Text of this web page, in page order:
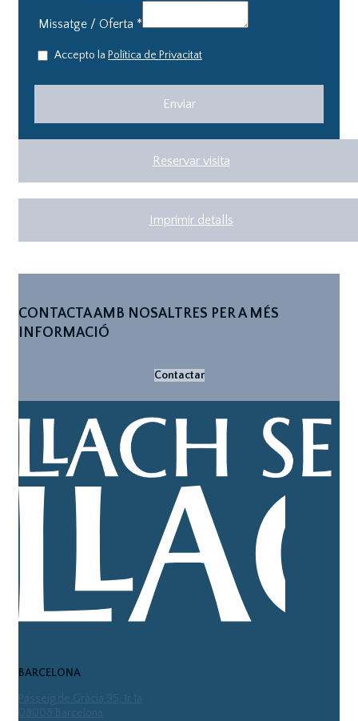
Missatge / Oferta *
Accepto la Política de Privacitat
Reservar visita
Imprimir detalls
CONTACTA AMB NOSALTRES PER A MÉS
INFORMACIÓ
Contactar
BARCELONA